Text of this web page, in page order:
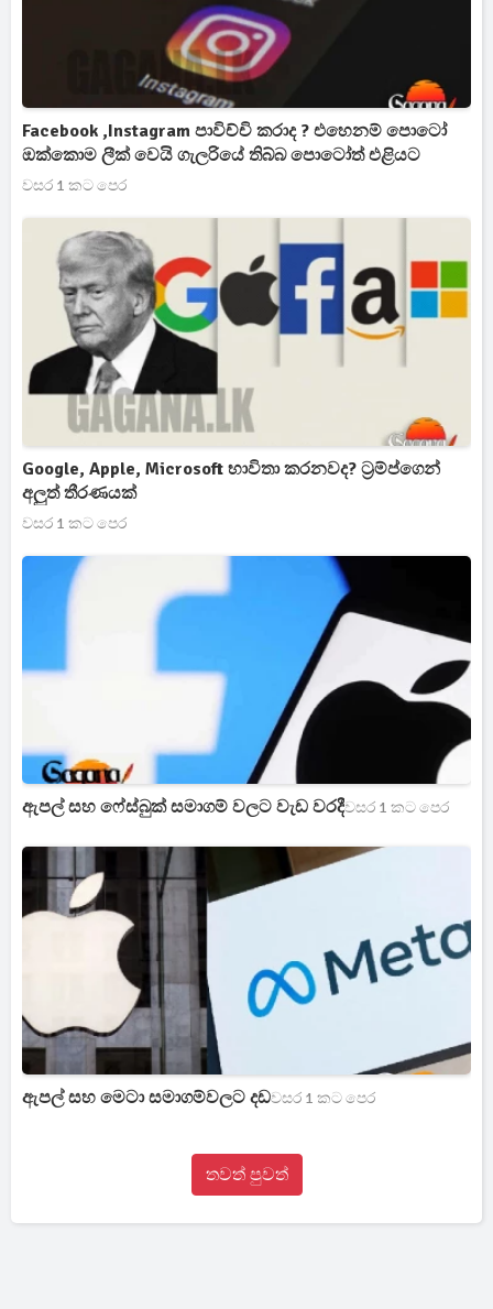
Facebook ,Instagram පාවිච්චි කරාද ? එහෙනම් පොටෝ
ඔක්කොම ලීක් වෙයි ගැලරියේ තිබ්බ පොටෝත් එළියට
වසර 1 කට පෙර
Google, Apple, Microsoft භාවිතා කරනවද? ට්‍රම්ප්ගෙන්
අලුත් තීරණයක්
වසර 1 කට පෙර
ඇපල් සහ ෆේස්බුක් සමාගම් වලට වැඩ වරදීවසර 1 කට පෙර
ඇපල් සහ මෙටා සමාගම්වලට දඩවසර 1 කට පෙර
තවත් පුවත්